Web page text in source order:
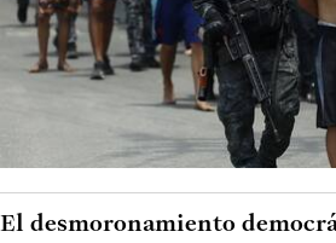
El desmoronamiento